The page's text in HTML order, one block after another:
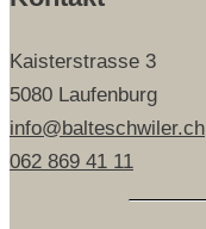
Kaisterstrasse 3
5080 Laufenburg
info@balteschwiler.ch
062 869 41 11